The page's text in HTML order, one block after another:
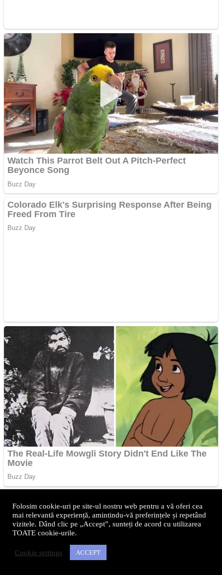
Folosim cookie-uri pe site-ul nostru web pentru a vă oferi cea
mai relevantă experiență, amintindu-vă preferințele și repetând
vizitele. Dând clic pe „Accept”, sunteți de acord cu utilizarea
TOATE cookie-urile.
Cookie settings ACCEPT